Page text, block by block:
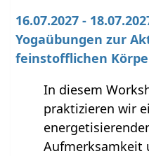
16.07.2027 -
Yogaübungen zur
feinstofflichen
In diesem
praktizieren wir
Aufmerksamkeit